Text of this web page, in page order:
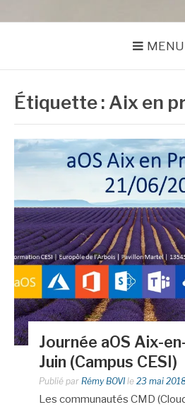
MENU
Étiquette : Aix en
Journée aOS Aix-
Juin (Campus CESI)
Publié par Rémy BOVI le 23 mai
Les communautés CMD